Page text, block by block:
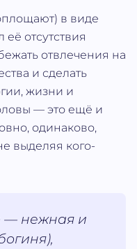
в виде
отсутствия
отвлечения на
и сделать
жизни и
— это ещё и
одинаково,
выделяя кого-
— нежная и